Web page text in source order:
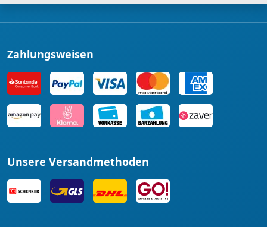
Zahlungsweisen
Unsere Versandmethoden